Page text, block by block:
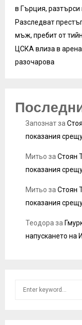
в Гърция,
Разследват
мъж, пребит от
ЦСКА влиза в
разочарова
Запознатза
показания
Митьо за Стоян
показания
Митьо за Стоян
показания
Теодора за
напускането на